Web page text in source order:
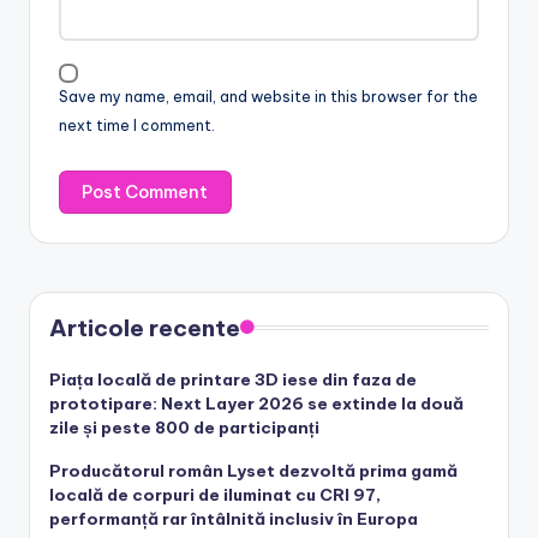
Save my name, email, and website in this browser for the
next time I comment.
Articole recente
Piața locală de printare 3D iese din faza de
prototipare: Next Layer 2026 se extinde la două
zile și peste 800 de participanți
Producătorul român Lyset dezvoltă prima gamă
locală de corpuri de iluminat cu CRI 97,
performanță rar întâlnită inclusiv în Europa